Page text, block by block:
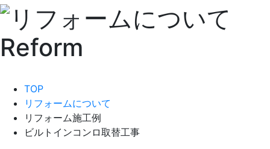
TOP
リフォームについて
リフォーム施工例
ビルトインコンロ取替工事